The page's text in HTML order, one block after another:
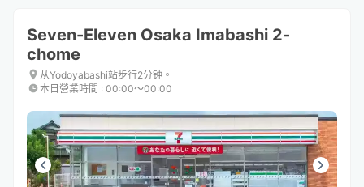
keyboard
shortcuts
for
changing
keyboard
for
changing
Seven-Eleven Osaka Imabashi 2-
chome
从Yodoyabashi站步行2分钟。
本日營業時間 : 00:00〜00:00